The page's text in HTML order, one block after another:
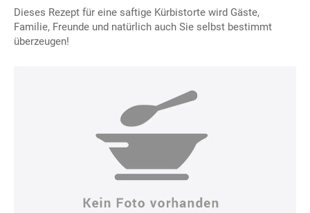
Dieses Rezept für eine saftige Kürbistorte wird Gäste,
Familie, Freunde und natürlich auch Sie selbst bestimmt
überzeugen!